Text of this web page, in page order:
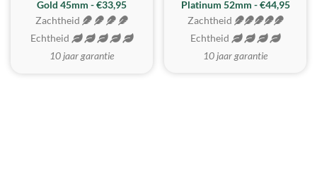
REALISTISCH
Gold 45mm - €33,95
Zachtheid
Echtheid
10 jaar garantie
ZACHTSTE
Platinum 52mm - €44,95
Zachtheid
Echtheid
10 jaar garantie